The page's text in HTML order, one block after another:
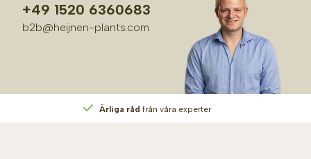
+49 1520 6360683
b2b@heijnen-plants.com
Ärliga råd från våra experter